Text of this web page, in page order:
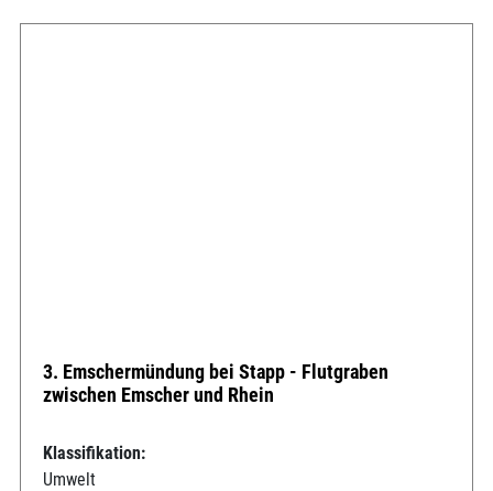
3. Emschermündung bei Stapp - Flutgraben
zwischen Emscher und Rhein
Klassifikation:
Umwelt